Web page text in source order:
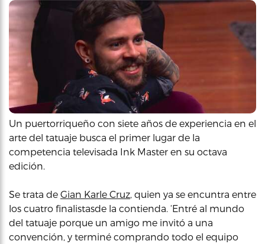
Un puertorriqueño con siete años de experiencia en el
arte del tatuaje busca el primer lugar de la
competencia televisada Ink Master en su octava
edición.
Se trata de Gian Karle Cruz , quien ya se encuntra entre
los cuatro finalistasde la contienda. ‘Entré al mundo
del tatuaje porque un amigo me invitó a una
convención, y terminé comprando todo el equipo